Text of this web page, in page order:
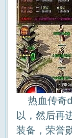
热血传奇
以，然后再
装备，荣誉